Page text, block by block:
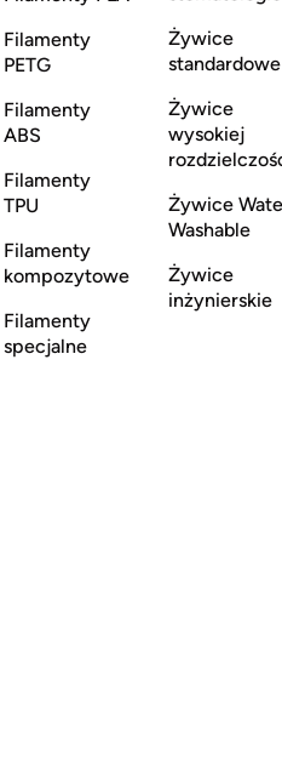
Filamenty
PETG
Filamenty
ABS
Filamenty
TPU
Filamenty
kompozytowe
Filamenty
specjalne
Żywice
standardowe
Żywice
wysokiej
Żywice
Washable
Żywice
inżynierskie